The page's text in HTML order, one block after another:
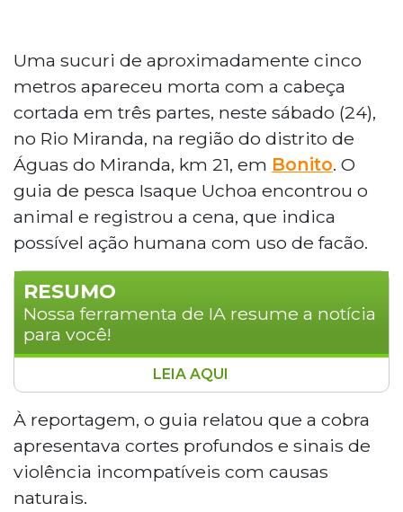
Uma sucuri de aproximadamente cinco
metros apareceu morta com a cabeça
cortada em três partes, neste sábado (24),
no Rio Miranda, na região do distrito de
Águas do Miranda, km 21, em Bonito. O
guia de pesca Isaque Uchoa encontrou o
animal e registrou a cena, que indica
possível ação humana com uso de facão.
RESUMO
Nossa ferramenta de IA resume a notícia
para você!
Uma sucuri de aproximadamente cinco metros
foi encontrada morta com a cabeça cortada
em três partes no Rio Miranda, em Bonito, no
sábado (24). O guia de pesca Isaque Uchoa
registrou a cena, que indica uso de facão. A
Polícia Militar Ambiental não se manifestou.
LEIA AQUI
À reportagem, o guia relatou que a cobra
apresentava cortes profundos e sinais de
violência incompatíveis com causas
naturais.